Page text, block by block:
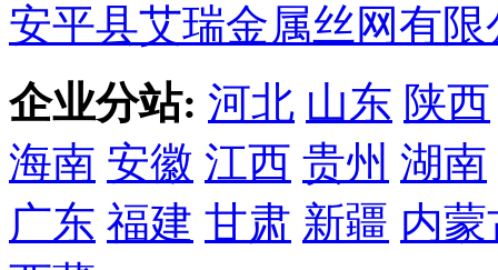
安平县艾瑞金属丝网有限
企业分站: 河北 山东 陕西
海南 安徽 江西 贵州 湖南
广东 福建 甘肃 新疆 内蒙